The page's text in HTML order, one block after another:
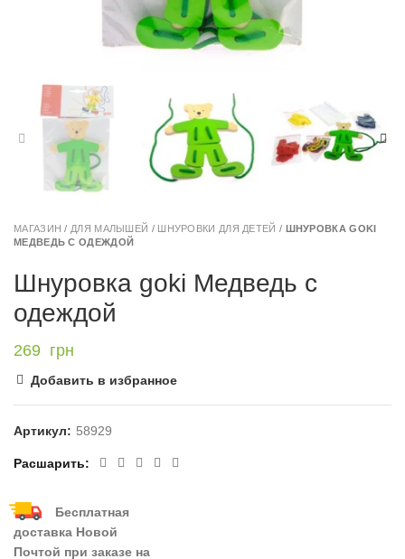
МАГАЗИН / ДЛЯ МАЛЫШЕЙ / ШНУРОВКИ ДЛЯ ДЕТЕЙ / ШНУРОВКА GOKI
МЕДВЕДЬ С ОДЕЖДОЙ
Шнуровка goki Медведь с
одеждой
269 грн
Добавить в избранное
Артикул: 58929
Расшарить
Бесплатная
доставка Новой
Почтой при заказе на